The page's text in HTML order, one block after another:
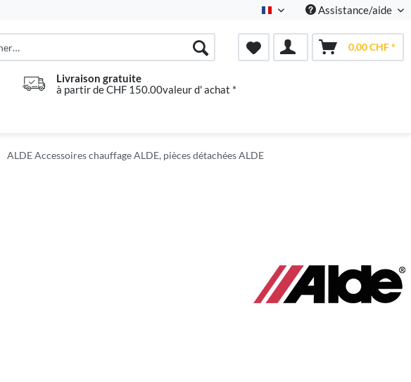
FranzösischAssistance/aide
0,00 CHF *
Livraison gratuite
à partir de CHF 150.00valeur d' achat *
ALDE Accessoires chauffage ALDE, pièces détachées ALDE